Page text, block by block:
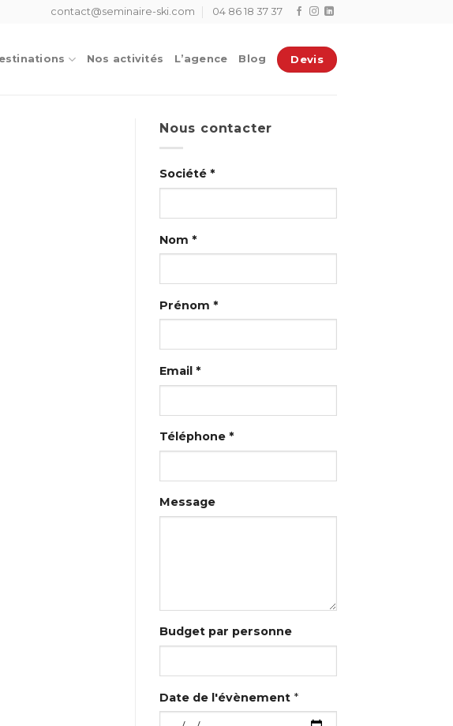
contact@seminaire-ski.com 04 86 18 37 37
Nos activités L’agence Blog Devis
Nous contacter
Société *
Nom *
Prénom *
Email *
Téléphone *
Message
Budget par personne
Date de l'évènement *